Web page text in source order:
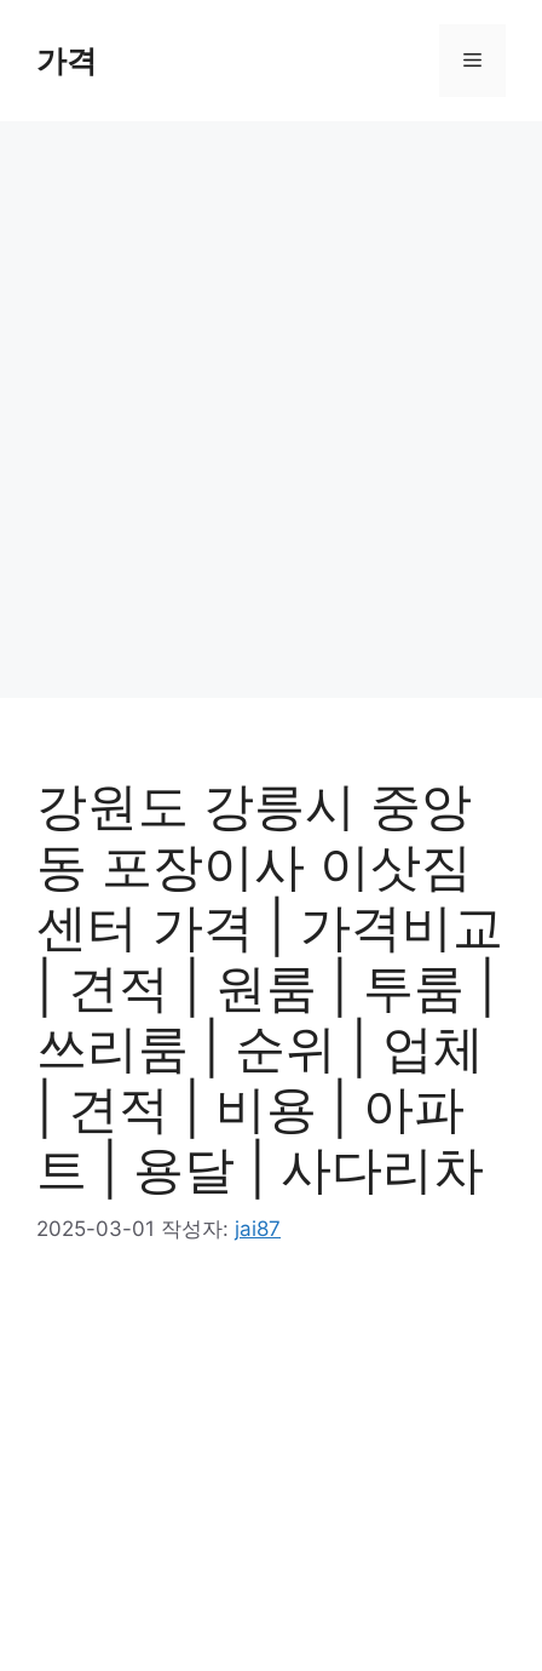
가격 메
강원도 강릉시 중앙
동 포장이사 이삿짐
센터 가격 | 가격비교
| 견적 | 원룸 | 투룸 |
쓰리룸 | 순위 | 업체
| 견적 | 비용 | 아파
트 | 용달 | 사다리차
2025-03-01 작성자: jai87